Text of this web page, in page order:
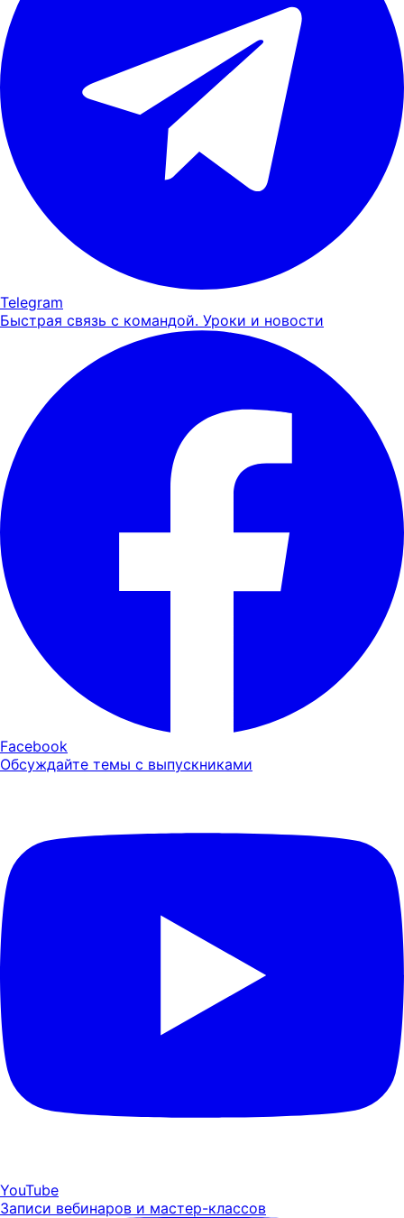
Telegram
Быстрая связь с командой. Уроки и новости
Facebook
Обсуждайте темы с выпускниками
YouTube
Записи вебинаров и мастер-классов